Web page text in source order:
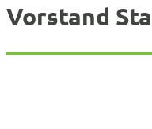
Vorstand